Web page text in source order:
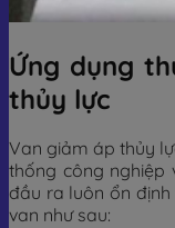
Ứng dụng
thủy lực
Van giảm áp thủy
thống công
đầu ra luôn ổn
van như sau: